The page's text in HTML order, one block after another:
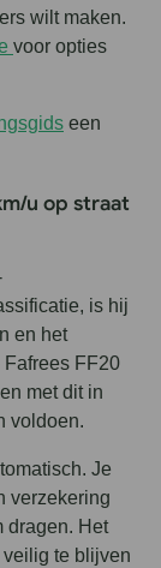
wilt maken.
voor opties
een
u op straat
is hij
en het
FF20
met dit in
voldoen.
Je
verzekering
dragen. Het
te blijven